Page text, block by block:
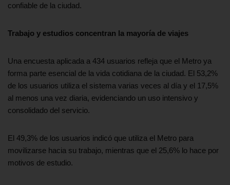
confiable de la ciudad.
Trabajo y estudios concentran la mayoría de viajes
Una encuesta aplicada a 434 usuarios refleja que el Metro ya
forma parte esencial de la vida cotidiana de la ciudad. El 53,2%
de los usuarios utiliza el sistema varias veces al día y el 17,5%
al menos una vez diaria, evidenciando un uso intensivo y
consolidado del servicio.
El 49,3% de los usuarios indicó que utiliza el Metro para
movilizarse hacia su trabajo, mientras que el 25,6% lo hace por
motivos de estudio.